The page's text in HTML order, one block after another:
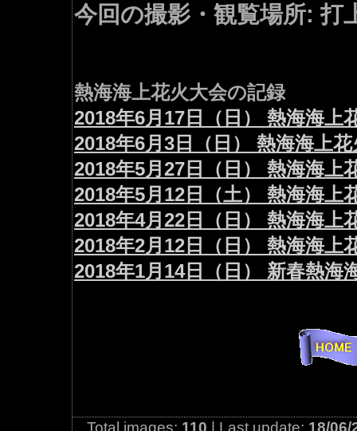
今回の撮影・観覧場所: 打
熱海海上花火大会の記録
2018年6月17日（日） 熱海海上
2018年6月3日（日） 熱海海上
2018年5月27日（日） 熱海海上
2018年5月12日（土） 熱海海上
2018年4月22日（日） 熱海海上
2018年2月12日（日） 熱海海上
2018年1月14日（日） 新春熱海
Total images: 110 | Last update: 18/06/